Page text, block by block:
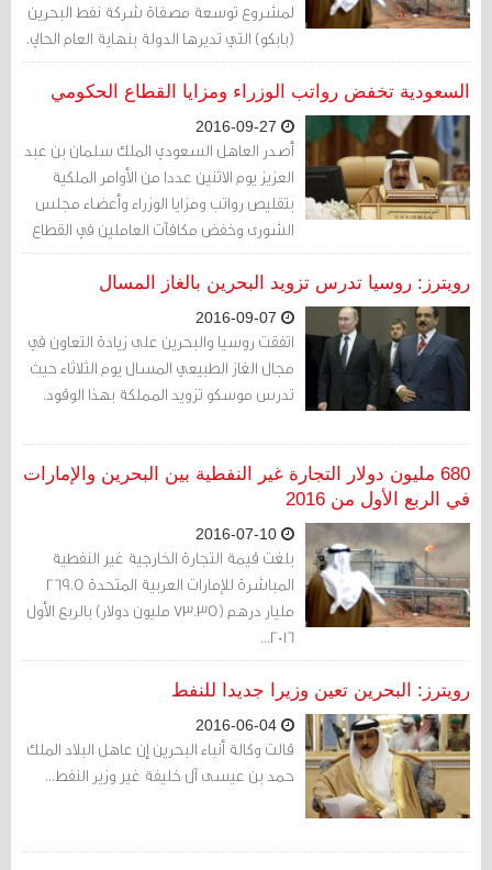
لمشروع توسعة مصفاة شركة نفط البحرين
(بابكو) التي تديرها الدولة بنهاية العام الحالي.
السعودية تخفض رواتب الوزراء ومزايا القطاع الحكومي
أصدر العاهل السعودي الملك سلمان بن عبد
العزيز يوم الاثنين عددا من الأوامر الملكية
بتقليص رواتب ومزايا الوزراء وأعضاء مجلس
الشورى وخفض مكافآت العاملين في القطاع
الحكومي وذلك في أحدث خطوة تتخدها
المملكة لخفض الإنفاق في عصر النفط
الرخيص.
رويترز: روسيا تدرس تزويد البحرين بالغاز المسال
اتفقت روسيا والبحرين على زيادة التعاون في
مجال الغاز الطبيعي المسال يوم الثلاثاء حيث
تدرس موسكو تزويد المملكة بهذا الوقود.
680 مليون دولار التجارة غير النفطية بين البحرين والإمارات
في الربع الأول من 2016
بلغت قيمة التجارة الخارجية غير النفطية
المباشرة للإمارات العربية المتحدة 269.5
مليار درهم (73.35 مليون دولار) بالربع الأول
2016...
رويترز: البحرين تعين وزيرا جديدا للنفط
قالت وكالة أنباء البحرين إن عاهل البلاد الملك
حمد بن عيسى آل خليفة غير وزير النفط...